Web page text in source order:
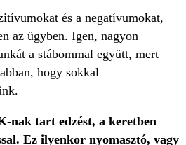
és a negatívumokat,
az ügyben. Igen, nagyon
a stábommal együtt, mert
hogy sokkal
nak tart edzést, a keretben
Ez ilyenkor nyomasztó, vagy